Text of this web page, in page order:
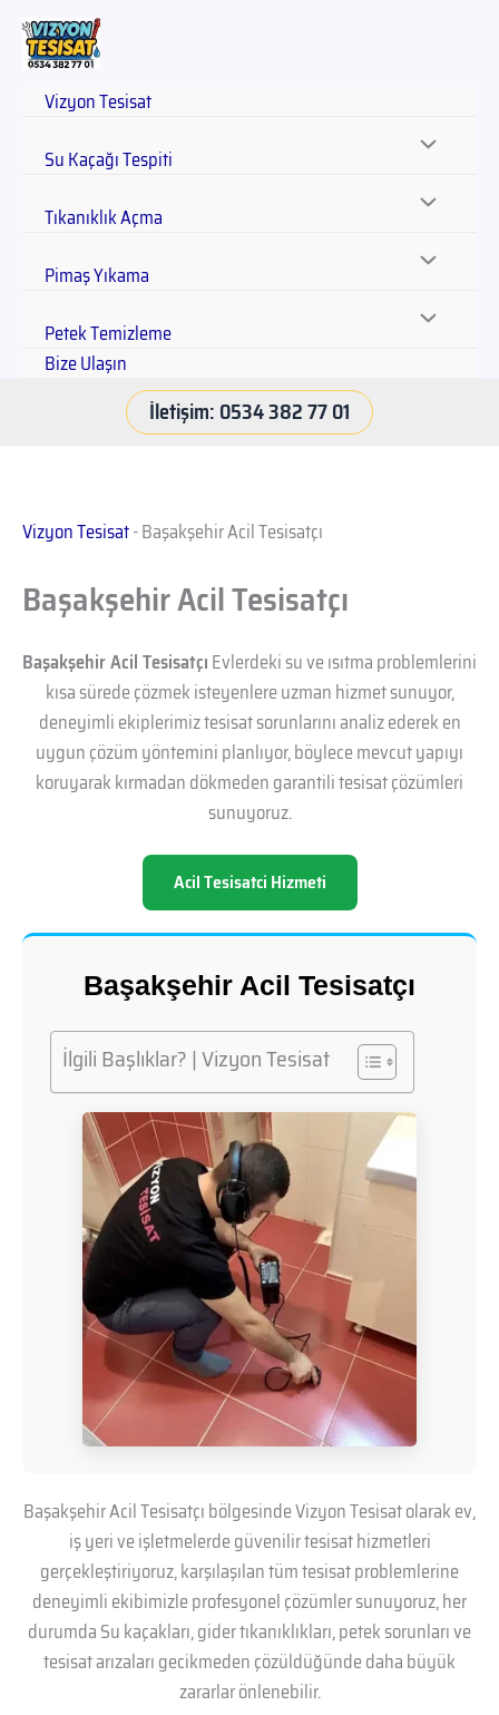
Vizyon Tesisat
Su Kaçağı Tespiti
Tıkanıklık Açma
Pimaş Yıkama
Petek Temizleme
Bize Ulaşın
İletişim: 0534 382 77 01
Vizyon Tesisat-Başakşehir Acil Tesisatçı
Başakşehir Acil Tesisatçı
Başakşehir Acil TesisatçıEvlerdeki su ve ısıtma problemlerini
kısa sürede çözmek isteyenlere uzman hizmet sunuyor,
deneyimli ekiplerimiz tesisat sorunlarını analiz ederek en
uygun çözüm yöntemini planlıyor, böylece mevcut yapıyı
koruyarak kırmadan dökmeden garantili tesisat çözümleri
sunuyoruz.
Acil Tesisatci Hizmeti
Başakşehir Acil Tesisatçı
İlgili Başlıklar? | Vizyon Tesisat
Başakşehir Acil Tesisatçı bölgesinde Vizyon Tesisat olarak ev,
iş yeri ve işletmelerde güvenilir tesisat hizmetleri
gerçekleştiriyoruz, karşılaşılan tüm tesisat problemlerine
deneyimli ekibimizle profesyonel çözümler sunuyoruz, her
durumda Su kaçakları, gider tıkanıklıkları, petek sorunları ve
tesisat arızaları gecikmeden çözüldüğünde daha büyük
zararlar önlenebilir.